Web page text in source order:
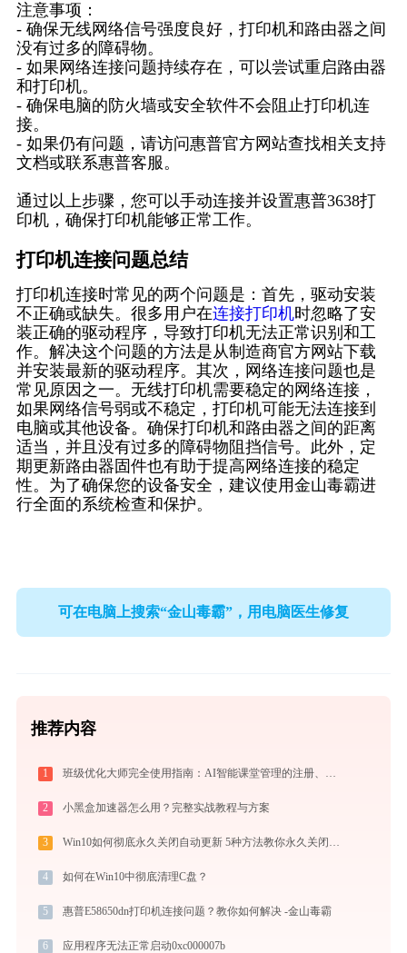
注意事项：
- 确保无线网络信号强度良好，打印机和路由器之间
没有过多的障碍物。
- 如果网络连接问题持续存在，可以尝试重启路由器
和打印机。
- 确保电脑的防火墙或安全软件不会阻止打印机连
接。
- 如果仍有问题，请访问惠普官方网站查找相关支持
文档或联系惠普客服。
通过以上步骤，您可以手动连接并设置惠普3638打
印机，确保打印机能够正常工作。
打印机连接问题总结
打印机连接时常见的两个问题是：首先，驱动安装
不正确或缺失。很多用户在连接打印机时忽略了安
装正确的驱动程序，导致打印机无法正常识别和工
作。解决这个问题的方法是从制造商官方网站下载
并安装最新的驱动程序。其次，网络连接问题也是
常见原因之一。无线打印机需要稳定的网络连接，
如果网络信号弱或不稳定，打印机可能无法连接到
电脑或其他设备。确保打印机和路由器之间的距离
适当，并且没有过多的障碍物阻挡信号。此外，定
期更新路由器固件也有助于提高网络连接的稳定
性。为了确保您的设备安全，建议使用金山毒霸进
行全面的系统检查和保护。
可在电脑上搜索“金山毒霸”，用电脑医生修复
推荐内容
1 班级优化大师完全使用指南：AI智能课堂管理的注册、实操与效率提升全攻略（2026最新）
2 小黑盒加速器怎么用？完整实战教程与方案
3 Win10如何彻底永久关闭自动更新 5种方法教你永久关闭win10自动更新
4 如何在Win10中彻底清理C盘？
5 惠普E58650dn打印机连接问题？教你如何解决 -金山毒霸
6 应用程序无法正常启动0xc000007b